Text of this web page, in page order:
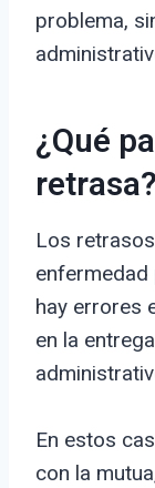
problema,
¿Qué
retrasa?
Los
enfermedad
hay errores
en la
En estos
con la